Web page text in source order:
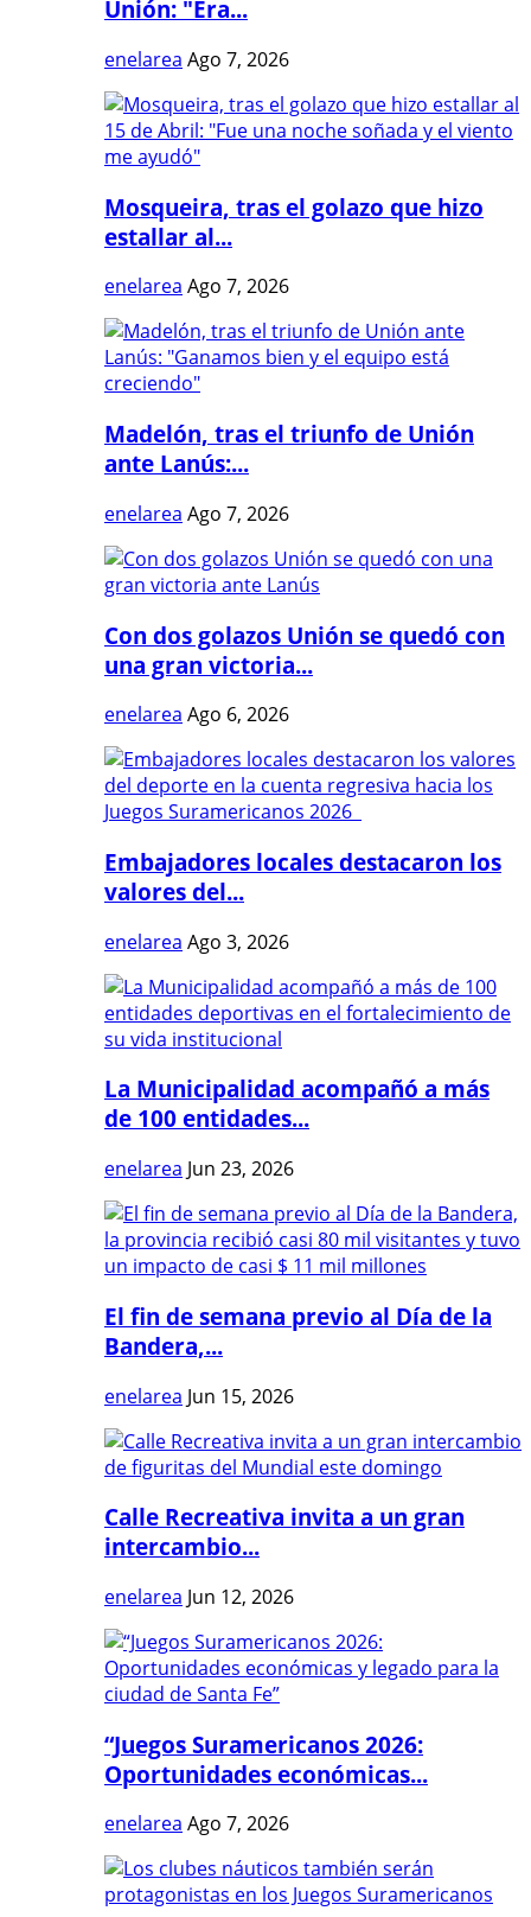
Unión: "Era...
enelarea Ago 7, 2026
Mosqueira, tras el golazo que hizo
estallar al...
enelarea Ago 7, 2026
Madelón, tras el triunfo de Unión
ante Lanús:...
enelarea Ago 7, 2026
Con dos golazos Unión se quedó con
una gran victoria...
enelarea Ago 6, 2026
Embajadores locales destacaron los
valores del...
enelarea Ago 3, 2026
La Municipalidad acompañó a más
de 100 entidades...
enelarea Jun 23, 2026
El fin de semana previo al Día de la
Bandera,...
enelarea Jun 15, 2026
Calle Recreativa invita a un gran
intercambio...
enelarea Jun 12, 2026
“Juegos Suramericanos 2026:
Oportunidades económicas...
enelarea Ago 7, 2026